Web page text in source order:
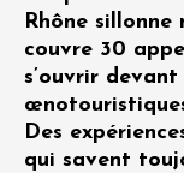
Rhône
couvre 30
s’ouvrir devant
Des
qui savent